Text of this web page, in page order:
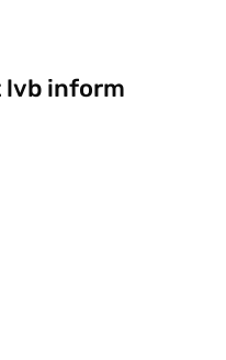
inform